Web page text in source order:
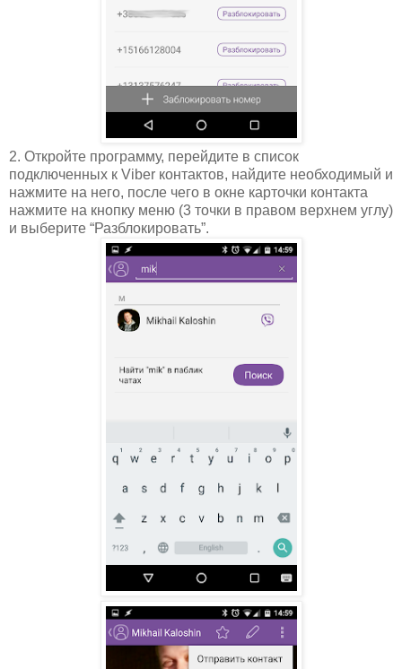
2. Откройте программу, перейдите в список
подключенных к Viber контактов, найдите необходимый и
нажмите на него, после чего в окне карточки контакта
нажмите на кнопку меню (3 точки в правом верхнем углу)
и выберите “Разблокировать”.